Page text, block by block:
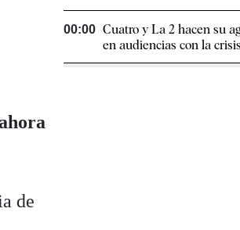
de
00:00 Cuatro y La 2 hacen su
en audiencias con la